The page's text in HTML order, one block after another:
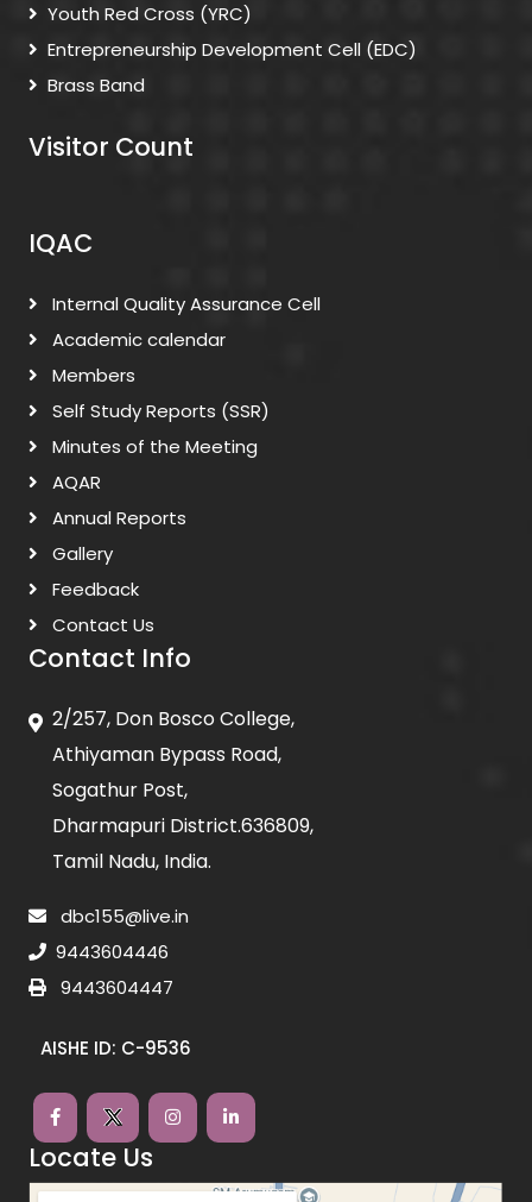
Youth Red Cross (YRC)
Entrepreneurship Development Cell (EDC)
Brass Band
Visitor Count
IQAC
Internal Quality Assurance Cell
Academic calendar
Members
Self Study Reports (SSR)
Minutes of the Meeting
AQAR
Annual Reports
Gallery
Feedback
Contact Us
Contact Info
2/257, Don Bosco College,
Athiyaman Bypass Road,
Sogathur Post,
Dharmapuri District.636809,
Tamil Nadu, India.
dbc155@live.in
9443604446
9443604447
AISHE ID: C-9536
Locate Us